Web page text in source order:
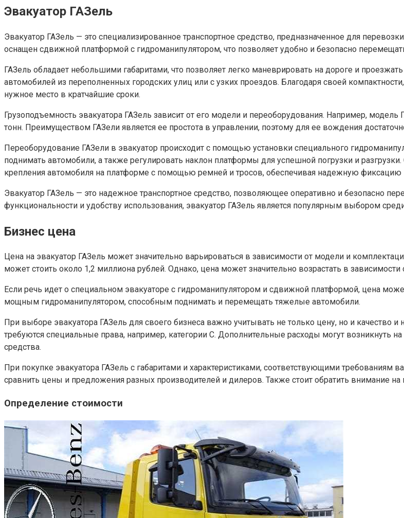
Эвакуатор ГАЗель
Эвакуатор ГАЗель — это специализированное транспортное средство, предназначенное для
оснащен сдвижной платформой с гидроманипулятором, что позволяет удобно и безопасно
ГАЗель обладает небольшими габаритами, что позволяет легко маневрировать на дороге и
автомобилей из переполненных городских улиц или с узких проездов. Благодаря своей
нужное место в кратчайшие сроки.
Грузоподъемность эвакуатора ГАЗель зависит от его модели и переоборудования. Например,
тонн. Преимуществом ГАЗели является ее простота в управлении, поэтому для ее вождения
Переоборудование ГАЗели в эвакуатор происходит с помощью установки специального
поднимать автомобили, а также регулировать наклон платформы для успешной погрузки и
крепления автомобиля на платформе с помощью ремней и тросов, обеспечивая надежную фиксацию
Эвакуатор ГАЗель — это надежное транспортное средство, позволяющее оперативно и безопасно
функциональности и удобству использования, эвакуатор ГАЗель является популярным выбором
Бизнес цена
Цена на эвакуатор ГАЗель может значительно варьироваться в зависимости от модели и
может стоить около 1,2 миллиона рублей. Однако, цена может значительно возрастать в
Если речь идет о специальном эвакуаторе с гидроманипулятором и сдвижной платформой, цена
мощным гидроманипулятором, способным поднимать и перемещать тяжелые автомобили.
При выборе эвакуатора ГАЗель для своего бизнеса важно учитывать не только цену, но и качество
требуются специальные права, например, категории С. Дополнительные расходы могут возникнуть
средства.
При покупке эвакуатора ГАЗель с габаритами и характеристиками, соответствующими требованиям
сравнить цены и предложения разных производителей и дилеров. Также стоит обратить внимание
Определение стоимости